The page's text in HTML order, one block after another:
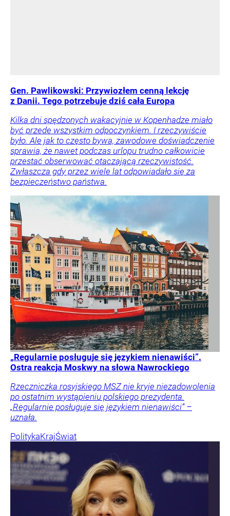
Gen. Pawlikowski: Przywiozłem cenną lekcję
z Danii. Tego potrzebuje dziś cała Europa
Kilka dni spędzonych wakacyjnie w Kopenhadze miało
być przede wszystkim odpoczynkiem. I rzeczywiście
było. Ale jak to często bywa, zawodowe doświadczenie
sprawia, że nawet podczas urlopu trudno całkowicie
przestać obserwować otaczającą rzeczywistość.
Zwłaszcza gdy przez wiele lat odpowiadało się za
bezpieczeństwo państwa.
„Regularnie posługuje się językiem nienawiści”.
Ostra reakcja Moskwy na słowa Nawrockiego
Rzeczniczka rosyjskiego MSZ nie kryje niezadowolenia
po ostatnim wystąpieniu polskiego prezydenta.
„Regularnie posługuje się językiem nienawiści” –
uznała.
PolitykaKrajŚwiat